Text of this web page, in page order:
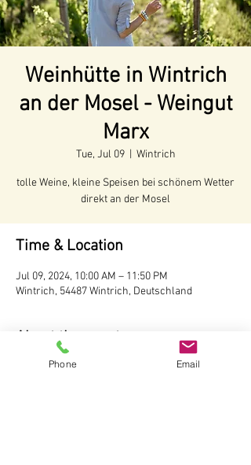
Weinhütte in Wintrich
an der Mosel - Weingut
Marx
Tue, Jul 09
  |
Wintrich
tolle Weine, kleine Speisen bei schönem Wetter
direkt an der Mosel
Time & Location
Jul 09, 2024, 10:00 AM – 11:50 PM
Wintrich, 54487 Wintrich, Deutschland
About the event
Voraussichtliche Öffnungszeiten:
Phone Email